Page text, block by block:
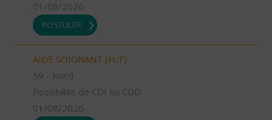
01/08/2026
POSTULER
AIDE SOIGNANT (H/F)
59 - Nord
Possibilité de CDI ou CDD
01/08/2026